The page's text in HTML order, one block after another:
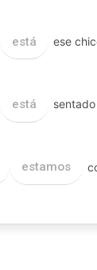
está ese
está
estamos